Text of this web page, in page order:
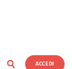
ACCEDI